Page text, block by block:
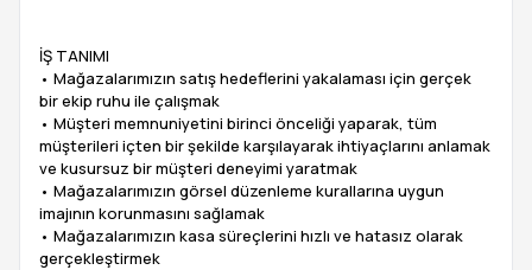
İŞ TANIMI
• Mağazalarımızın satış hedeflerini yakalaması için gerçek
bir ekip ruhu ile çalışmak
• Müşteri memnuniyetini birinci önceliği yaparak, tüm
müşterileri içten bir şekilde karşılayarak ihtiyaçlarını anlamak
ve kusursuz bir müşteri deneyimi yaratmak
• Mağazalarımızın görsel düzenleme kurallarına uygun
imajının korunmasını sağlamak
• Mağazalarımızın kasa süreçlerini hızlı ve hatasız olarak
gerçekleştirmek